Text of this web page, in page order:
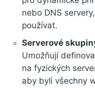
nebo DNS
používat.
Serverové
Umožňují
na fyzických
aby byli všechny